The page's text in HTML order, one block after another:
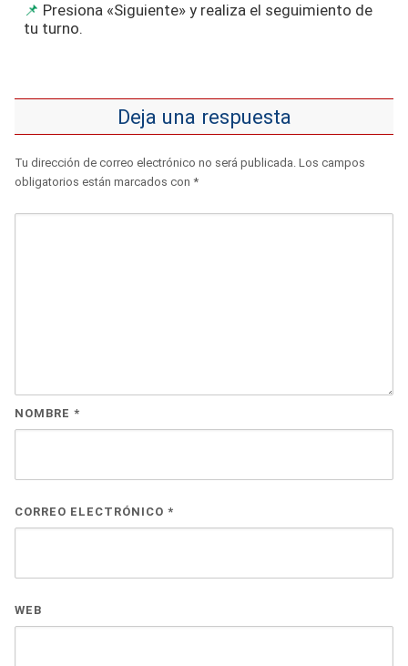
Presiona «Siguiente» y realiza el seguimiento de
tu turno.
Deja una respuesta
Tu dirección de correo electrónico no será publicada. Los campos
obligatorios están marcados con *
NOMBRE *
CORREO ELECTRÓNICO *
WEB